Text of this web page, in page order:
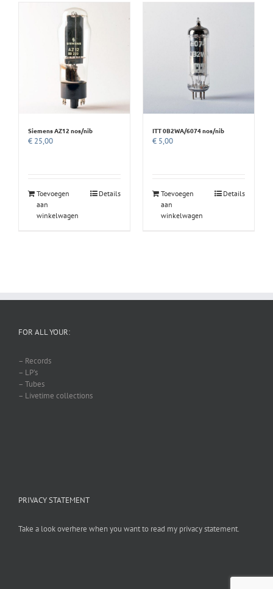
Siemens AZ12 nos/nib
€ 25,00
Toevoegen
aan
winkelwagen
Details
ITT 0B2WA/6074 nos/nib
€ 5,00
Toevoegen
aan
winkelwagen
Details
FOR ALL YOUR:
– Records
– LP’s
– Tubes
– Livetime collections
PRIVACY STATEMENT
Take a look overhere when you want to read my privacy statement.